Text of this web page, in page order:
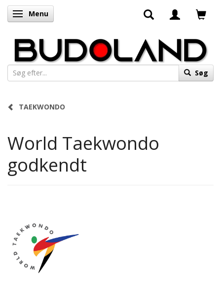
Skifte navigation
Menu
Søg
TAEKWONDO
World Taekwondo
godkendt